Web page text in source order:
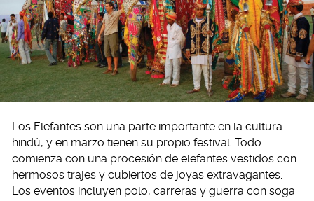
Los Elefantes son una parte importante en la cultura
hindú, y en marzo tienen su propio festival. Todo
comienza con una procesión de elefantes vestidos con
hermosos trajes y cubiertos de joyas extravagantes.
Los eventos incluyen polo, carreras y guerra con soga.